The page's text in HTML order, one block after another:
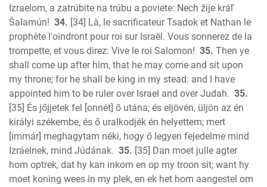
Izraelom, a zatrúbite na trúbu a poviete: Nech žije kráľ
Šalamún! 34. [34] Là, le sacrificateur Tsadok et Nathan le
prophète l'oindront pour roi sur Israël. Vous sonnerez de la
trompette, et vous direz: Vive le roi Salomon! 35. Then ye
shall come up after him, that he may come and sit upon
my throne; for he shall be king in my stead: and I have
appointed him to be ruler over Israel and over Judah. 35.
[35] És jőjjetek fel [onnét] ő utána; és eljövén, üljön az én
királyi székembe, és ő uralkodjék én helyettem; mert
[immár] meghagytam néki, hogy ő legyen fejedelme mind
Izráelnek, mind Júdának. 35. [35] Dan moet julle agter
hom optrek, dat hy kan inkom en op my troon sit; want hy
moet koning wees in my plek, en ek het hom aangestel om